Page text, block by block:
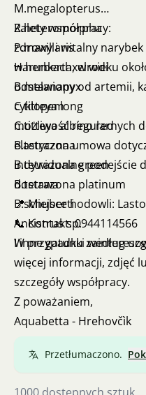
M.megalopterus
R.heteromorpha
P.maxillaris
H.herbertaxelrodi
B.melanapyx
C.titteya long
C.titteya albíno red
B.tetrazona
B.tetrazona green
B.tetrazona platinum
B.schuberti
Ancistrus sp.
I inne gatunki według
Zalety współpracy:
zdrowy i witalny
warunkach, w wieku
odstawiony od artemii,
cyklopem
możliwość regularnych
elastyczna umowa
indywidualne podejście
dostawa
📍 Miejsce hodowli:
📞 Kontakt: 0944114566
W przypadku
więcej informacji, zdjęć
szczegóły współpracy.
Z poważaniem,
Aquabetta - Hrehovčìk
Przetłumaczono.